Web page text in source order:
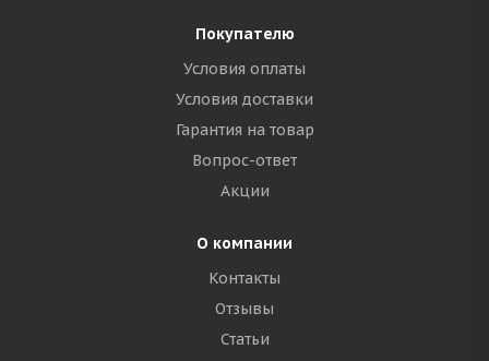
Покупателю
Условия оплаты
Условия доставки
Гарантия на товар
Вопрос-ответ
Акции
О компании
Контакты
Отзывы
Статьи